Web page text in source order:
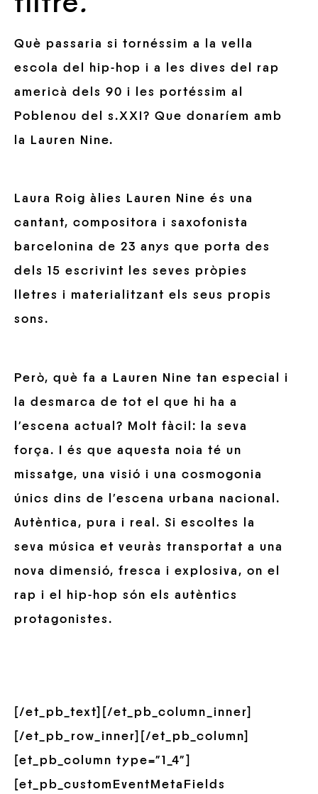
Què passaria si tornéssim a la vella
escola del hip-hop i a les dives del rap
americà dels 90 i les portéssim al
Poblenou del s.XXI? Que donaríem amb
la Lauren Nine.
Laura Roig àlies Lauren Nine és una
cantant, compositora i saxofonista
barcelonina de 23 anys que porta des
dels 15 escrivint les seves pròpies
lletres i materialitzant els seus propis
sons.
Però, què fa a Lauren Nine tan especial i
la desmarca de tot el que hi ha a
l’escena actual? Molt fàcil: la seva
força. I és que aquesta noia té un
missatge, una visió i una cosmogonia
únics dins de l’escena urbana nacional.
Autèntica, pura i real. Si escoltes la
seva música et veuràs transportat a una
nova dimensió, fresca i explosiva, on el
rap i el hip-hop són els autèntics
protagonistes.
[/et_pb_text][/et_pb_column_inner]
[/et_pb_row_inner][/et_pb_column]
[et_pb_column type=”1_4″]
[et_pb_customEventMetaFields